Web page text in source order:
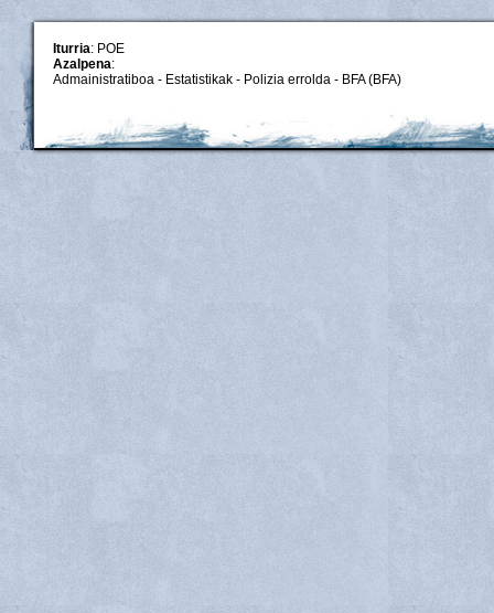
Iturria: POE
Azalpena:
Admainistratiboa - Estatistikak - Polizia errolda - BFA (BFA)